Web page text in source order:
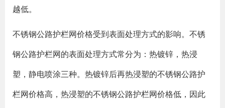
越低。
不锈钢公路护栏网价格受到表面处理方式的影响。不锈
钢公路护栏网的表面处理方式常分为：热镀锌，热浸
塑，静电喷涂三种。热镀锌后再热浸塑的不锈钢公路护
栏网价格高，热浸塑的不锈钢公路护栏网价格低，因此